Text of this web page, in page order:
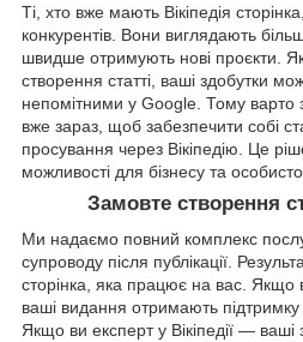
Ті, хто вже мають Вікіпедія
конкурентів. Вони виглядають
швидше отримують нові проєкти.
створення статті, ваші здобутки
непомітними у Google. Тому варто
вже зараз, щоб забезпечити собі
просування через Вікіпедію. Це
можливості для бізнесу та
Замовте створення
Ми надаємо повний комплекс
супроводу після публікації.
сторінка, яка працює на вас. Якщо
ваші видання отримають підтримку
Якщо ви експерт у Вікіпедії — ваші